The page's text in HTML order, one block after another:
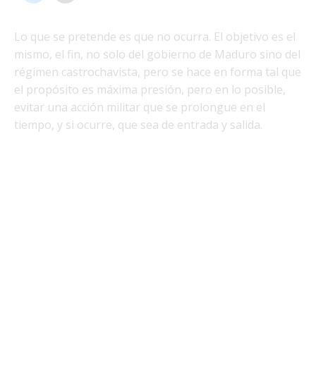
Lo que se pretende es que no ocurra. El objetivo es el
mismo, el fin, no solo del gobierno de Maduro sino del
régimen castrochavista, pero se hace en forma tal que
el propósito es máxima presión, pero en lo posible,
evitar una acción militar que se prolongue en el
tiempo, y si ocurre, que sea de entrada y salida.